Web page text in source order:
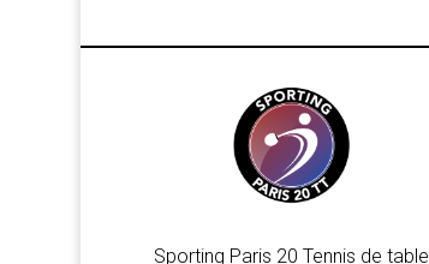
Sporting Paris 20 Tennis de table